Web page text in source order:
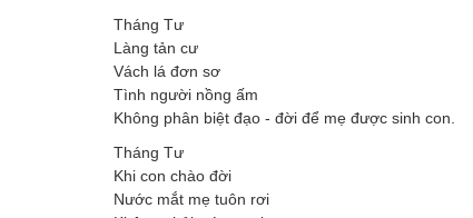
Tháng Tư
Làng tản cư
Vách lá đơn sơ
Tình người nồng ấm
Không phân biệt đạo - đời để mẹ được sinh con.
Tháng Tư
Khi con chào đời
Nước mắt mẹ tuôn rơi